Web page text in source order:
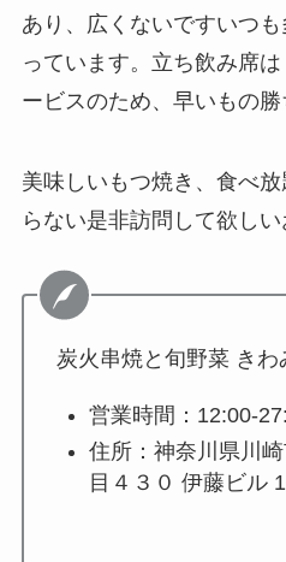
あり、広くないですいつ
っています。立ち飲み席
ービスのため、早いもの勝
美味しいもつ焼き、食べ
らない是非訪問して欲しい
炭火串焼と旬野菜 きわ
営業時間：12:00-
住所：神奈川県川
目４３０ 伊藤ビル